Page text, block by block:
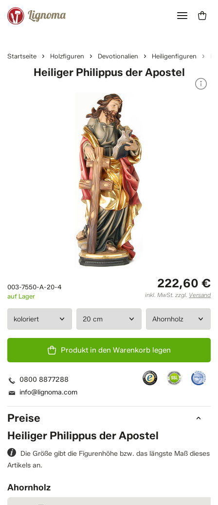
Startseite Holzfiguren Devotionalien Heiligenfiguren
Preise
Heiliger Philippus der Apostel
Die Größe gibt die Figurenhöhe bzw. das längste Maß dieses
Artikels an.
Ahornholz
Heiliger Philippus der Apostel
222,60 €
inkl. MwSt. zzgl. Versand
003-7550-A-20-4
auf Lager
Produkt in den Warenkorb legen
0800 8877288
info@lignoma.com